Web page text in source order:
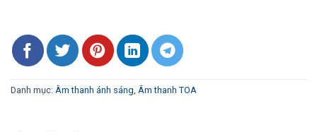
Danh mục: Âm thanh ánh sáng, Âm thanh TOA